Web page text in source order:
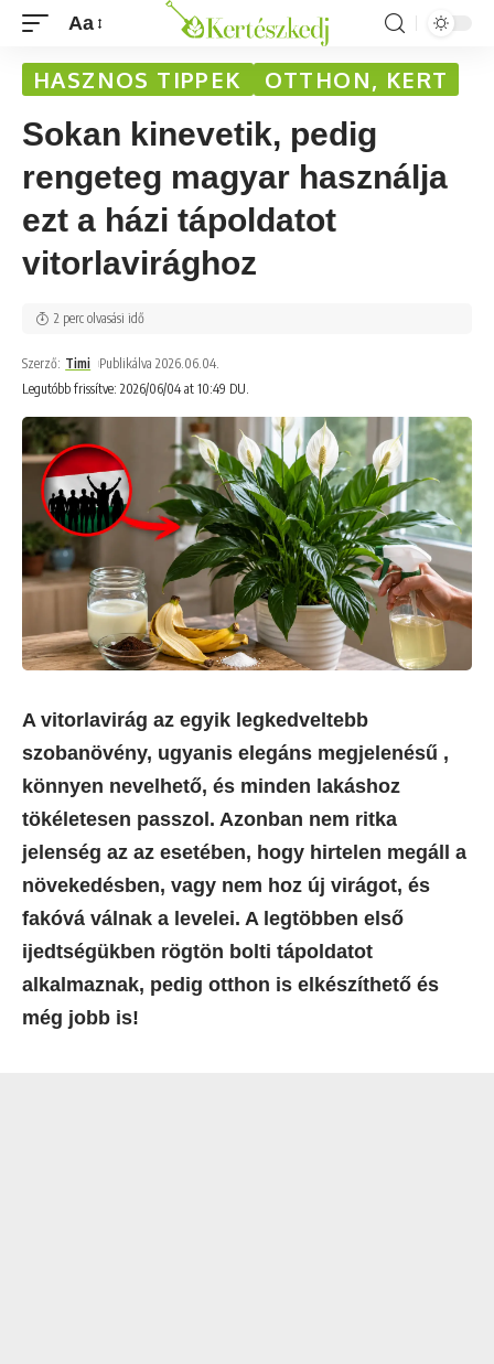
Aa
HASZNOS TIPPEK OTTHON, KERT
Sokan kinevetik, pedig
rengeteg magyar használja
ezt a házi tápoldatot
vitorlavirághoz
Legutóbb frissítve: 2026/06/04 at 10:49 DU.
Szerző: Timi Publikálva 2026.06.04.
2 perc olvasási idő
A vitorlavirág az egyik legkedveltebb
szobanövény, ugyanis elegáns megjelenésű ,
könnyen nevelhető, és minden lakáshoz
tökéletesen passzol. Azonban nem ritka
jelenség az az esetében, hogy hirtelen megáll a
növekedésben, vagy nem hoz új virágot, és
fakóvá válnak a levelei. A legtöbben első
ijedtségükben rögtön bolti tápoldatot
alkalmaznak, pedig otthon is elkészíthető és
még jobb is!